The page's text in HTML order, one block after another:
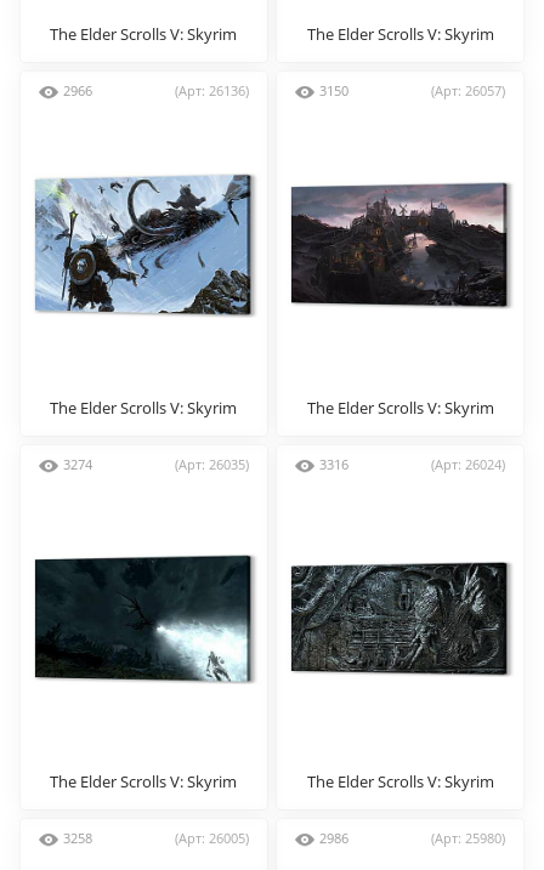
The Elder Scrolls V: Skyrim The Elder Scrolls V: Skyrim
2966 (Арт: 26136)
The Elder Scrolls V: Skyrim
3150 (Арт: 26057)
The Elder Scrolls V: Skyrim
3274 (Арт: 26035)
The Elder Scrolls V: Skyrim
3316 (Арт: 26024)
The Elder Scrolls V: Skyrim
3258 (Арт: 26005) 2986 (Арт: 25980)